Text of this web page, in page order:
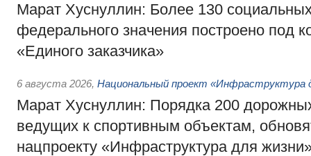
Марат Хуснуллин: Более 130
федерального значения построено под
«Единого заказчика»
6 августа 2026, Национальный проект «Инфраструктура
Марат Хуснуллин: Порядка 200
ведущих к спортивным объектам,
нацпроекту «Инфраструктура для